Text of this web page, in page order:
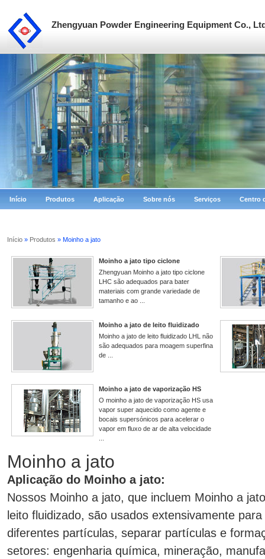
Zhengyuan Powder Engineering Equipment Co.,
Início Produtos Aplicação Sobre nós Serviços Centro
Início » Produtos » Moinho a jato
Moinho a jato tipo ciclone
Zhengyuan Moinho a jato tipo ciclone
LHC são adequados para bater
materiais com grande variedade de
tamanho e ao ...
Moinho a jato de leito fluidizado
Moinho a jato de leito fluidizado LHL não
são adequados para moagem superfina
de ...
Moinho a jato de vaporização HS
O moinho a jato de vaporização HS usa
vapor super aquecido como agente e
bocais supersónicos para acelerar o
vapor em fluxo de ar de alta velocidade
Moinho a jato
Aplicação do Moinho a jato:
Nossos Moinho a jato, que incluem Moinho a
leito fluidizado, são usados extensivamente
diferentes partículas, separar partículas e
setores: engenharia química, mineração,